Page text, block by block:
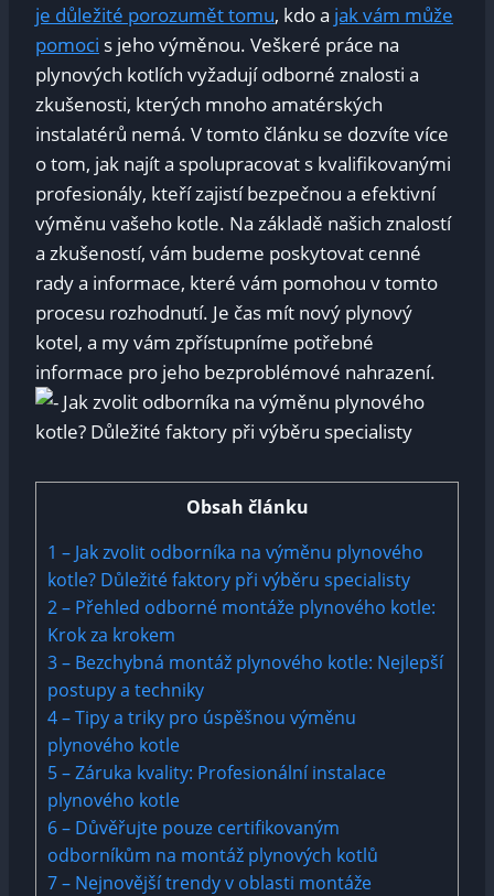
je důležité porozumět tomu, kdo a jak vám může
pomoci s jeho výměnou. Veškeré práce na
plynových kotlích vyžadují odborné znalosti a
zkušenosti, kterých mnoho amatérských
instalatérů nemá. V tomto článku se dozvíte více
o tom, jak najít a spolupracovat s kvalifikovanými
profesionály, kteří zajistí bezpečnou a efektivní
výměnu vašeho kotle. Na základě našich znalostí
a zkušeností, vám budeme poskytovat cenné
rady a informace, které vám pomohou v tomto
procesu rozhodnutí. Je čas mít nový plynový
kotel, a my vám zpřístupníme potřebné
informace pro jeho bezproblémové nahrazení.
Obsah článku
1 – Jak zvolit odborníka na výměnu plynového
kotle? Důležité faktory při výběru specialisty
2– Přehled odborné montáže plynového kotle:
Krok za krokem
3– Bezchybná montáž plynového kotle: Nejlepší
postupy a techniky
4– Tipy a triky pro úspěšnou výměnu
plynového kotle
5– Záruka kvality: Profesionální instalace
plynového kotle
6– Důvěřujte pouze certifikovaným
odborníkům na montáž plynových kotlů
7– Nejnovější trendy v oblasti montáže